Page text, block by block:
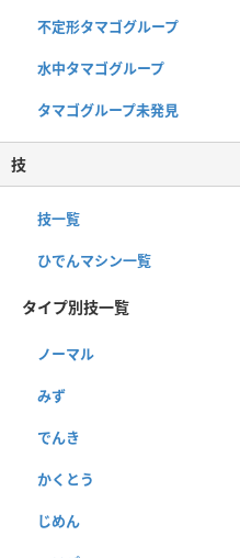
不定形タマゴグループ
水中タマゴグループ
タマゴグループ未発見
技
技一覧
ひでんマシン一覧
タイプ別技一覧
ノーマル
みず
でんき
かくとう
じめん